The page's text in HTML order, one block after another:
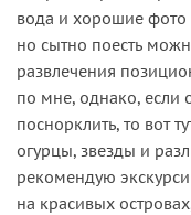
вода и хорошие
но сытно поесть
развлечения
по мне, однако, если
поснорклить, то вот
огурцы, звезды и
рекомендую
на красивых